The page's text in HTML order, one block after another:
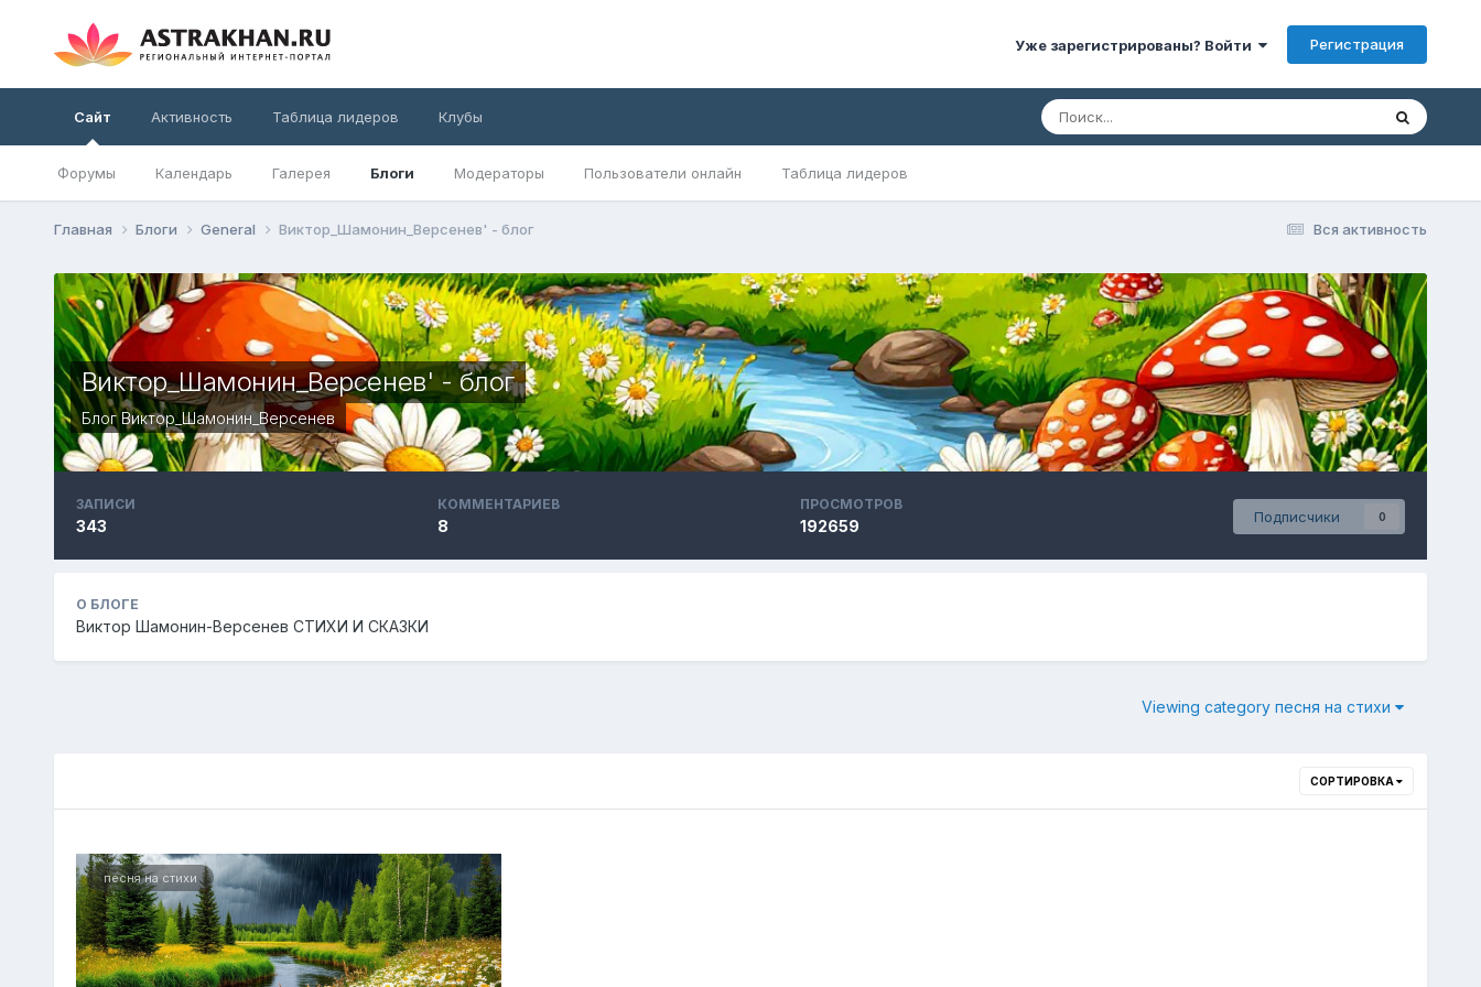
Уже зарегистрированы? Войти Регистрация
Сайт
Форумы Календарь Галерея Блоги Модераторы Пользователи онлайн Таблица лидеров
Активность Таблица лидеров Клубы
Вся активность
Главная Блоги General Виктор_Шамонин_Версенев' - блог
Виктор_Шамонин_Версенев' - блог
БлогВиктор_Шамонин_Версенев
Подписчики 0
ЗАПИСИ
343
КОММЕНТАРИЕВ
8
ПРОСМОТРОВ
192659
О БЛОГЕ
Виктор Шамонин-Версенев СТИХИ И СКАЗКИ
Viewing category песня на стихи
СОРТИРОВКА
песня на стихи